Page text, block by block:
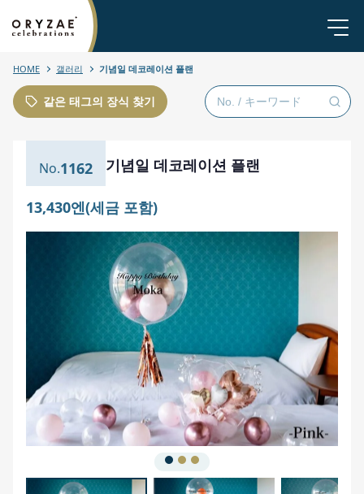
HOME 갤러리 기념일 데코레이션 플랜
같은 태그의 장식 찾기
1162 기념일 데코레이션 플랜
13,430엔(세금 포함)